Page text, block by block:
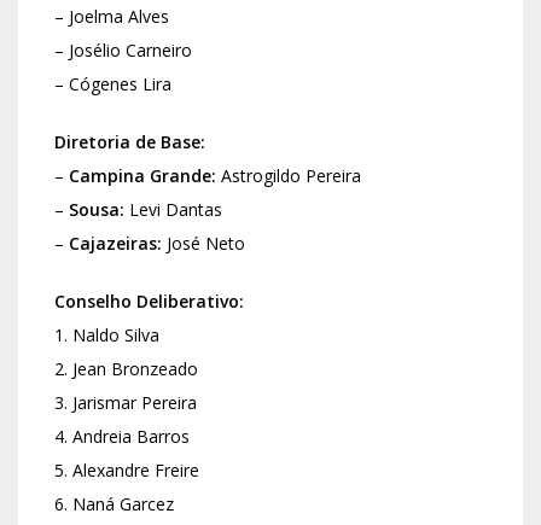
– Joelma Alves
– Josélio Carneiro
– Cógenes Lira
Diretoria de Base:
– Campina Grande: Astrogildo Pereira
– Sousa: Levi Dantas
– Cajazeiras: José Neto
Conselho Deliberativo:
1. Naldo Silva
2. Jean Bronzeado
3. Jarismar Pereira
4. Andreia Barros
5. Alexandre Freire
6. Naná Garcez